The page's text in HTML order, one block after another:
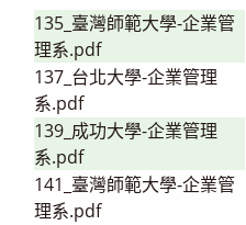
135_臺灣師範大學-企業管
理系.pdf
137_台北大學-企業管理
系.pdf
139_成功大學-企業管理
系.pdf
141_臺灣師範大學-企業管
理系.pdf